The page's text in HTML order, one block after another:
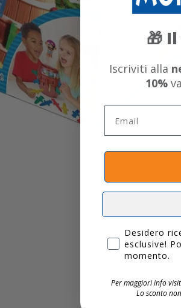
🎁 Il
Iscriviti alla
10%
Privacy
Desidero
esclusive!
momento.
Per maggiori info
Lo sconto